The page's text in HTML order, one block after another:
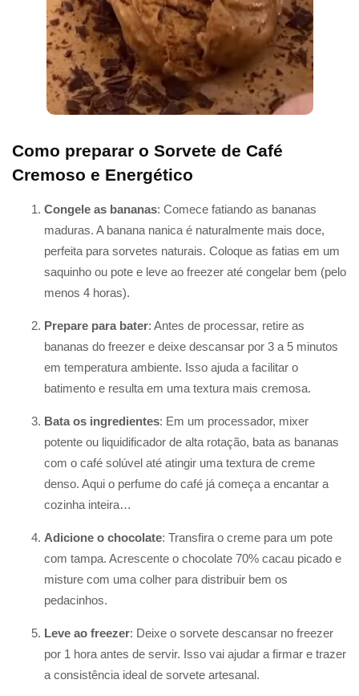
Como preparar o Sorvete de Café
Cremoso e Energético
Congele as bananas: Comece fatiando as bananas
maduras. A banana nanica é naturalmente mais doce,
perfeita para sorvetes naturais. Coloque as fatias em um
saquinho ou pote e leve ao freezer até congelar bem (pelo
menos 4 horas).
Prepare para bater: Antes de processar, retire as
bananas do freezer e deixe descansar por 3 a 5 minutos
em temperatura ambiente. Isso ajuda a facilitar o
batimento e resulta em uma textura mais cremosa.
Bata os ingredientes: Em um processador, mixer
potente ou liquidificador de alta rotação, bata as bananas
com o café solúvel até atingir uma textura de creme
denso. Aqui o perfume do café já começa a encantar a
cozinha inteira…
Adicione o chocolate: Transfira o creme para um pote
com tampa. Acrescente o chocolate 70% cacau picado e
misture com uma colher para distribuir bem os
pedacinhos.
Leve ao freezer: Deixe o sorvete descansar no freezer
por 1 hora antes de servir. Isso vai ajudar a firmar e trazer
a consistência ideal de sorvete artesanal.